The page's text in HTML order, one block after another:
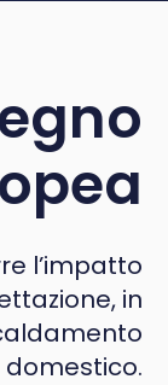
l’impatto
in
domestico.